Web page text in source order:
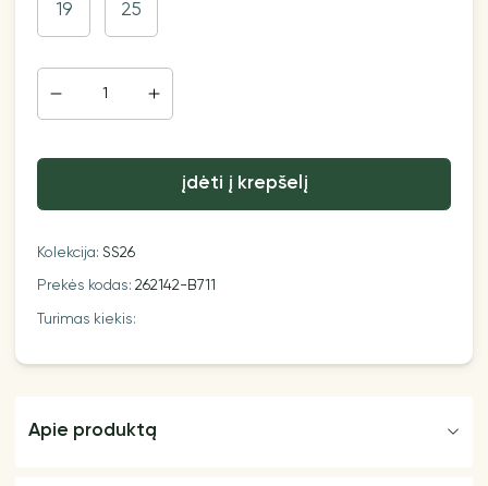
19 25
įdėti į krepšelį
Kolekcija:SS26
Prekės kodas:262142-B711
Turimas kiekis:
Apie produktą